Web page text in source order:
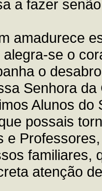
a fazer
amadurece
se o
o
Senhora
Alunos do
possais
e
familiares,
atenção